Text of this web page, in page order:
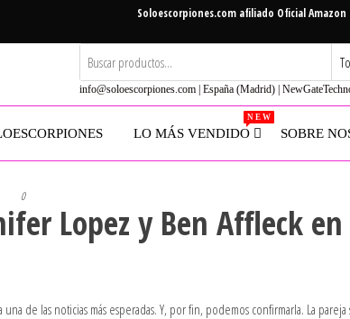
Soloescorpiones.com afiliado Oficial Amazon
info@soloescorpiones.com | España (Madrid) |
LO MÁS VENDIDO
N E W
SOBRE
0
Lopez y Ben Affleck en
de las noticias más esperadas. Y, por fin, podemos confirmarla. La pareja